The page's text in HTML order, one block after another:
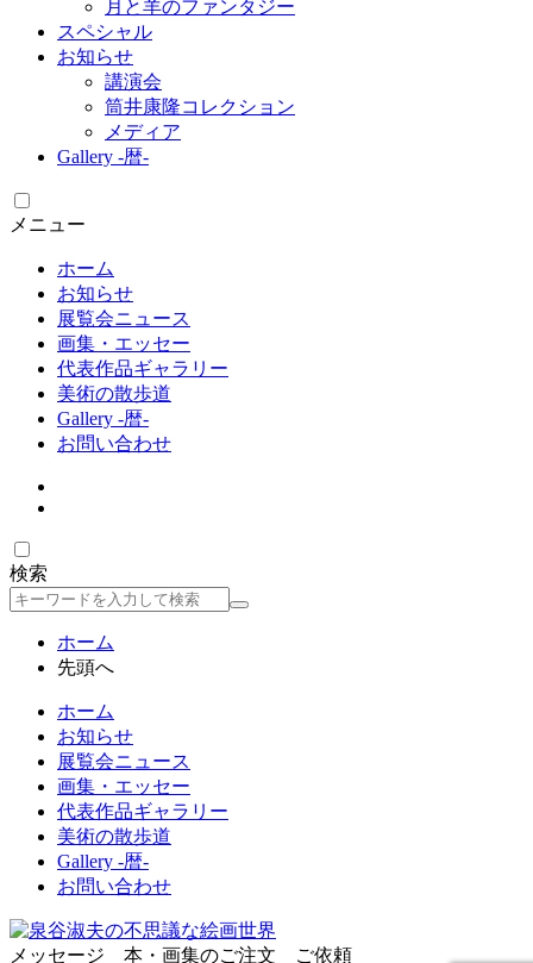
月と羊のファンタジー
スペシャル
お知らせ
講演会
筒井康隆コレクション
メディア
Gallery -暦-
メニュー
ホーム
お知らせ
展覧会ニュース
画集・エッセー
代表作品ギャラリー
美術の散歩道
Gallery -暦-
お問い合わせ
検索
検
ホーム
先頭へ
ホーム
お知らせ
展覧会ニュース
画集・エッセー
代表作品ギャラリー
美術の散歩道
Gallery -暦-
お問い合わせ
メッセージ 本・画集のご注文 ご依頼